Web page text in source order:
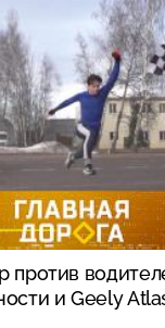
против
и Geely